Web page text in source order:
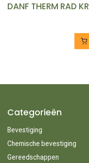
Categorieën
Bevestiging
Chemische bevestiging
Gereedschappen